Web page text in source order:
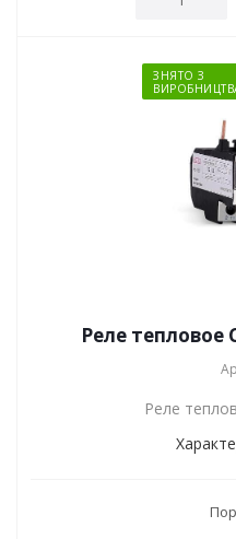
ЗНЯТО З
Реле тепловое
Реле